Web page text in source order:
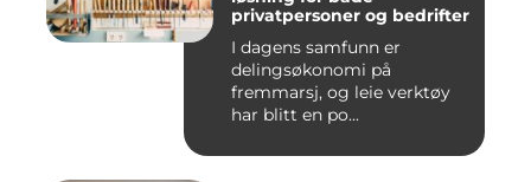
privatpersoner og bedrifter
I dagens samfunn er
delingsøkonomi på
fremmarsj, og leie verktøy
har blitt en po...